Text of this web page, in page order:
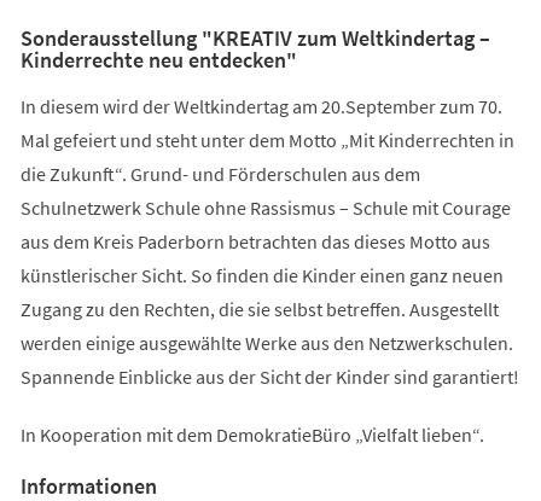
Sonderausstellung "KREATIV zum Weltkindertag –
Kinderrechte neu entdecken"
In diesem wird der Weltkindertag am 20.September zum 70.
Mal gefeiert und steht unter dem Motto „Mit Kinderrechten in
die Zukunft“. Grund- und Förderschulen aus dem
Schulnetzwerk Schule ohne Rassismus – Schule mit Courage
aus dem Kreis Paderborn betrachten das dieses Motto aus
künstlerischer Sicht. So finden die Kinder einen ganz neuen
Zugang zu den Rechten, die sie selbst betreffen. Ausgestellt
werden einige ausgewählte Werke aus den Netzwerkschulen.
Spannende Einblicke aus der Sicht der Kinder sind garantiert!
In Kooperation mit dem DemokratieBüro „Vielfalt lieben“.
Informationen